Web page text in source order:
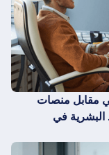
مقابل منصات
في